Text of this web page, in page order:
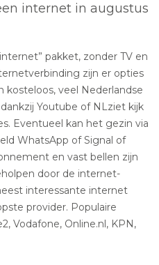
internet in augustus
pakket, zonder TV en
zijn er opties
kosteloos, veel Nederlandse
Youtube of NLziet kijk
Eventueel kan het gezin via
WhatsApp of Signal of
en vast bellen zijn
door de internet-
interessante internet
provider. Populaire
Vodafone, Online.nl, KPN,